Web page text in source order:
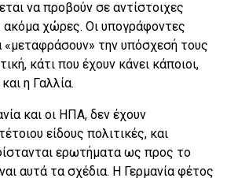
να προβούν σε αντίστοιχες
ακόμα χώρες. Οι υπογράφοντες
«μεταφράσουν» την υπόσχεσή τους
κάτι που έχουν κάνει κάποιοι,
η Γαλλία.
και οι ΗΠΑ, δεν έχουν
είδους πολιτικές, και
ερωτήματα ως προς το
αυτά τα σχέδια. Η Γερμανία φέτος